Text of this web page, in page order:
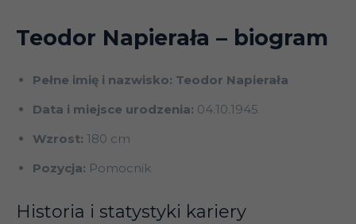
Teodor Napierała – biogram
Pełne imię i nazwisko: Teodor Napierała
Data i miejsce urodzenia: 04.10.1945
Wzrost: 180 cm
Pozycja: Pomocnik
Historia i statystyki kariery